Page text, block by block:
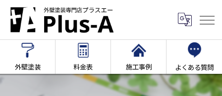
外壁塗装 料金表 施工事例 よくある質問